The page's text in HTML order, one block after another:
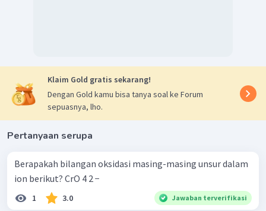
Klaim Gold gratis sekarang!
Dengan Gold kamu bisa tanya soal ke Forum
sepuasnya, lho.
Pertanyaan serupa
Berapakah bilangan oksidasi masing-masing unsur dalam
ion berikut? CrO 4 2 − ​
1 3.0 Jawaban terverifikasi